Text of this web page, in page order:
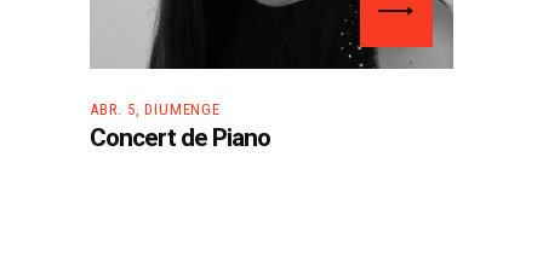
ABR. 5, DIUMENGE
Concert de Piano